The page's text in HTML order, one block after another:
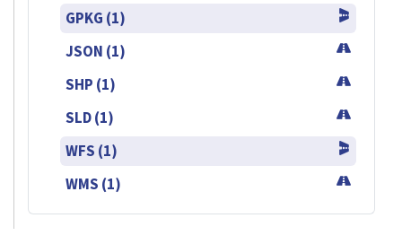
GPKG (1)
JSON (1)
SHP (1)
SLD (1)
WFS (1)
WMS (1)